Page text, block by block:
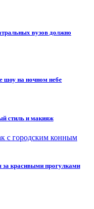
вузов должно
шоу на ночном небе
стиль и макияж
за красивыми прогулками